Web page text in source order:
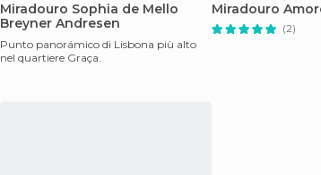
Miradouro Sophia de Mello
Breyner Andresen
Punto panorámico di Lisbona più alto
nel quartiere Graça.
Miradouro
(2)